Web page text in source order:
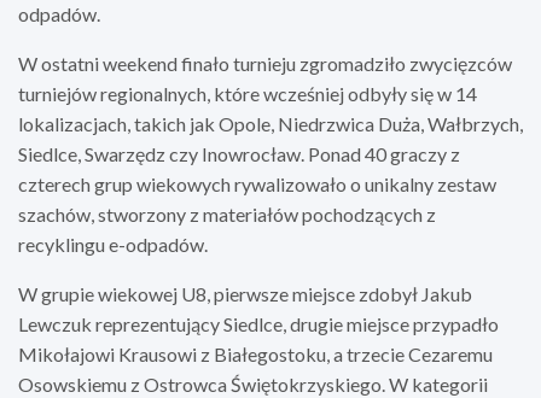
odpadów.
W ostatni weekend finało turnieju zgromadziło zwycięzców
turniejów regionalnych, które wcześniej odbyły się w 14
lokalizacjach, takich jak Opole, Niedrzwica Duża, Wałbrzych,
Siedlce, Swarzędz czy Inowrocław. Ponad 40 graczy z
czterech grup wiekowych rywalizowało o unikalny zestaw
szachów, stworzony z materiałów pochodzących z
recyklingu e-odpadów.
W grupie wiekowej U8, pierwsze miejsce zdobył Jakub
Lewczuk reprezentujący Siedlce, drugie miejsce przypadło
Mikołajowi Krausowi z Białegostoku, a trzecie Cezaremu
Osowskiemu z Ostrowca Świętokrzyskiego. W kategorii